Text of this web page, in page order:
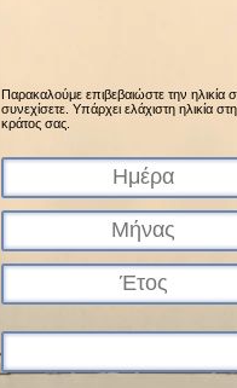
Παρακαλούμε επιβεβαιώστε την ηλικία
συνεχίσετε. Υπάρχει ελάχιστη ηλικία
κράτος σας.